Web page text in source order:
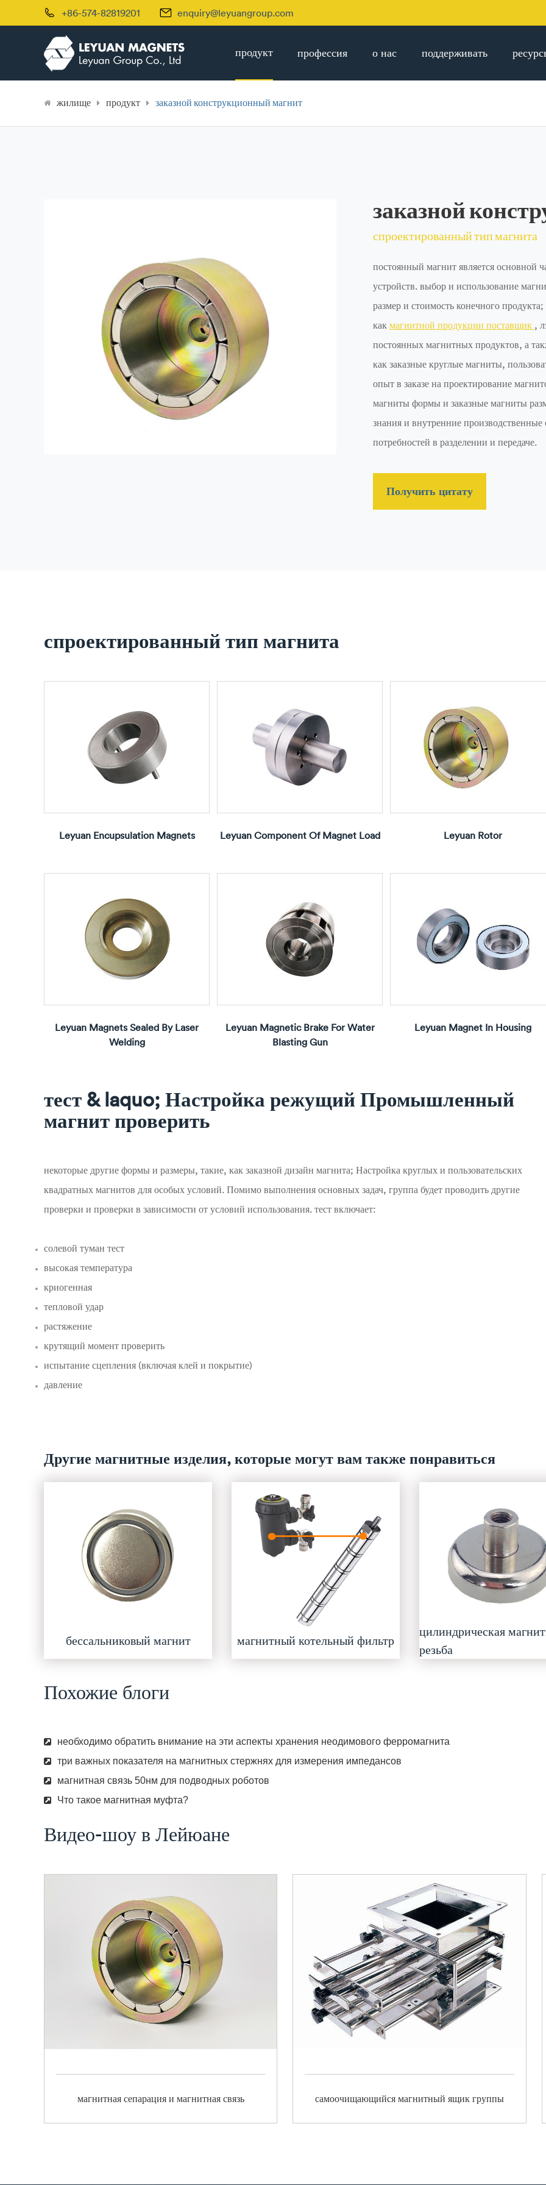
 +86-574-82819201  enquiry@leyuangroup.com
продукт профессия о нас поддерживать
жилище продукт заказной конструкционный магнит
заказной
спроектированный тип магнита
постоянный магнит является основной
устройств. выбор и использование
размер и стоимость конечного
как магнитной продукции поставщик ,
постоянных магнитных продуктов, а
как заказные круглые магниты,
опыт в заказе на проектирование
магниты формы и заказные магниты
знания и внутренние
потребностей в разделении и передаче.
Получить цитату
спроектированный тип магнита
Leyuan Encupsulation Magnets Leyuan Component Of Magnet Load Leyuan Rotor
Leyuan Magnets Sealed By Laser
Welding
Leyuan Magnetic Brake For Water
Blasting Gun
Leyuan Magnet In Housing
тест & laquo; Настройка режущий Промышленный
магнит проверить
некоторые другие формы и размеры, такие, как заказной дизайн магнита; Настройка круглых и пользовательских
квадратных магнитов для особых условий. Помимо выполнения основных задач, группа будет проводить другие
проверки и проверки в зависимости от условий использования. тест включает:
солевой туман тест
высокая температура
криогенная
тепловой удар
растяжение
крутящий момент проверить
испытание сцепления (включая клей и покрытие)
давление
Другие магнитные изделия, которые могут вам также понравиться
бессальниковый магнит магнитный котельный фильтр
цилиндрическая
резьба
Похожие блоги
необходимо обратить внимание на эти аспекты хранения неодимового ферромагнита
три важных показателя на магнитных стержнях для измерения импедансов
магнитная связь 50нм для подводных роботов
Что такое магнитная муфта?
Видео-шоу в Лейюане
магнитная сепарация и магнитная связь самоочищающийся магнитный ящик группы